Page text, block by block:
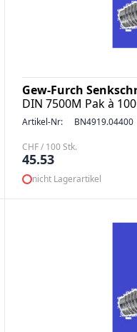
Gew-Furch
DIN 7500M Pak à
Artikel-Nr: BN4919.04400
CHF / 100 Stk.
45.53
nicht Lagerartikel